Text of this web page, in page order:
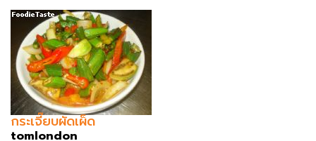
กระเจี๊ยบผัดเผ็ด
tomlondon